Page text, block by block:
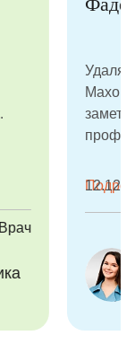
Удаляли
заметила.
Очень
Подробнее
12.12.2021